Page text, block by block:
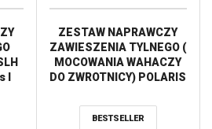
I
ZESTAW NAPRAWCZY
ZAWIESZENIA TYLNEGO (
MOCOWANIA WAHACZY
DO ZWROTNICY) POLARIS
SPORTSMAN 850 10-11
ALL BALLS
BESTSELLER